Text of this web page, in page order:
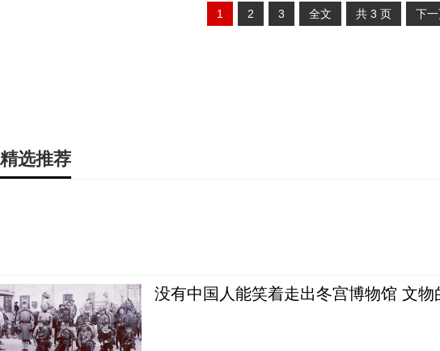
1 2 3 全文 共 3 页 下
精选推荐
没有中国人能笑着走出冬宫博物馆 文物